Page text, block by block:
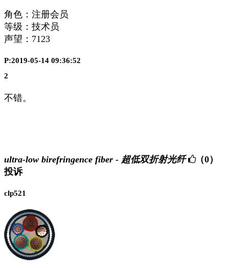
角色：注册会员
等级：技术员
声望： 7123
P:2019-05-14 09:36:52
2
不错。
ultra-low birefringence fiber - 超低双折射光纤
（0）
投诉
clp521